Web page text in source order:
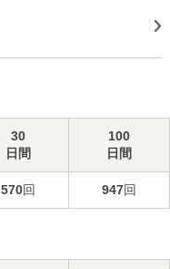
30
日間
100
日間
570回 947回